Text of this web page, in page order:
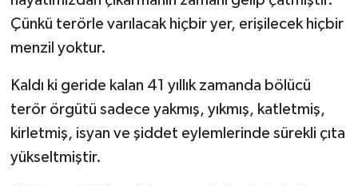
Çünkü terörle varılacak hiçbir yer, erişilecek hiçbir
menzil yoktur.
Kaldı ki geride kalan 41 yıllık zamanda bölücü
terör örgütü sadece yakmış, yıkmış, katletmiş,
kirletmiş, isyan ve şiddet eylemlerinde sürekli çıta
yükseltmiştir.